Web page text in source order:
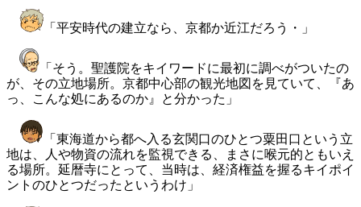
「平安時代の建立なら、京都か近江だろう・」
「そう。聖護院をキイワードに最初に調べがついたの
が、その立地場所。京都中心部の観光地図を見ていて、『あ
っ、こんな処にあるのか』と分かった」
「東海道から都へ入る玄関口のひとつ粟田口という立
地は、人や物資の流れを監視できる、まさに喉元的ともいえ
る場所。延暦寺にとって、当時は、経済権益を握るキイポイ
ントのひとつだったというわけ」